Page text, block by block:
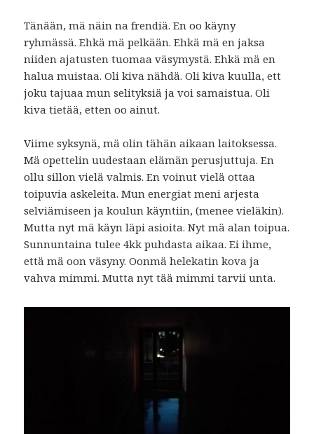
Tänään, mä näin na frendiä. En oo käyny
ryhmässä. Ehkä mä pelkään. Ehkä mä en jaksa
niiden ajatusten tuomaa väsymystä. Ehkä mä en
halua muistaa. Oli kiva nähdä. Oli kiva kuulla, ett
joku tajuaa mun selityksiä ja voi samaistua. Oli
kiva tietää, etten oo ainut.
Viime syksynä, mä olin tähän aikaan laitoksessa.
Mä opettelin uudestaan elämän perusjuttuja. En
ollu sillon vielä valmis. En voinut vielä ottaa
toipuvia askeleita. Mun energiat meni arjesta
selviämiseen ja koulun käyntiin, (menee vieläkin).
Mutta nyt mä käyn läpi asioita. Nyt mä alan toipua.
Sunnuntaina tulee 4kk puhdasta aikaa. Ei ihme,
että mä oon väsyny. Oonmä helekatin kova ja
vahva mimmi. Mutta nyt tää mimmi tarvii unta.